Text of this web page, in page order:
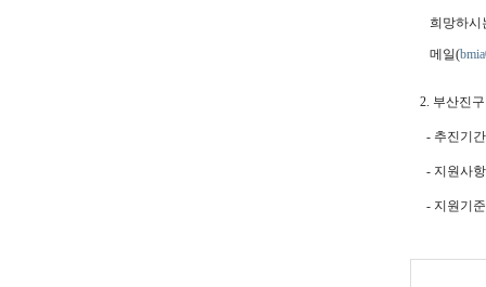
희망하시
메일(
2. 부산진
- 추진기간
- 지원사
- 지원기